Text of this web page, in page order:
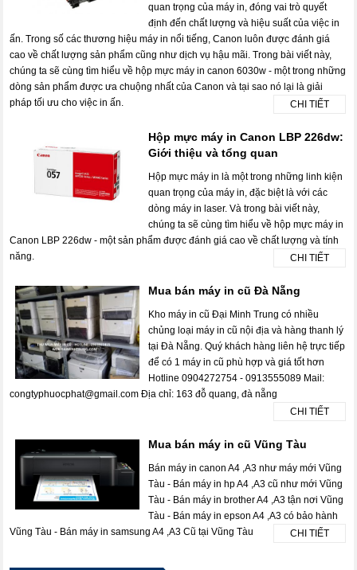
quan trọng của máy in, đóng vai trò quyết
định đến chất lượng và hiệu suất của việc in
ấn. Trong số các thương hiệu máy in nổi tiếng, Canon luôn được đánh giá
cao về chất lượng sản phẩm cũng như dịch vụ hậu mãi. Trong bài viết này,
chúng ta sẽ cùng tìm hiểu về hộp mực máy in canon 6030w - một trong những
dòng sản phẩm được ưa chuộng nhất của Canon và tại sao nó lại là giải
pháp tối ưu cho việc in ấn.
CHI TIẾT
Hộp mực máy in Canon LBP 226dw:
Giới thiệu và tổng quan
Hộp mực máy in là một trong những linh kiện
quan trọng của máy in, đặc biệt là với các
dòng máy in laser. Và trong bài viết này,
chúng ta sẽ cùng tìm hiểu về hộp mực máy in
Canon LBP 226dw - một sản phẩm được đánh giá cao về chất lượng và tính
năng.
CHI TIẾT
Mua bán máy in cũ Đà Nẵng
Kho máy in cũ Đại Minh Trung có nhiều
chủng loại máy in cũ nội địa và hàng thanh lý
tại Đà Nẵng. Quý khách hàng liên hệ trực tiếp
để có 1 máy in cũ phù hợp và giá tốt hơn
Hotline 0904272754 - 0913555089 Mail:
congtyphuocphat@gmail.com Địa chỉ: 163 đỗ quang, đà nẵng
CHI TIẾT
Mua bán máy in cũ Vũng Tàu
Bán máy in canon A4 ,A3 như máy mới Vũng
Tàu - Bán máy in hp A4 ,A3 cũ như mới Vũng
Tàu - Bán máy in brother A4 ,A3 tận nơi Vũng
Tàu - Bán máy in epson A4 ,A3 có bảo hành
Vũng Tàu - Bán máy in samsung A4 ,A3 Cũ tại Vũng Tàu
CHI TIẾT